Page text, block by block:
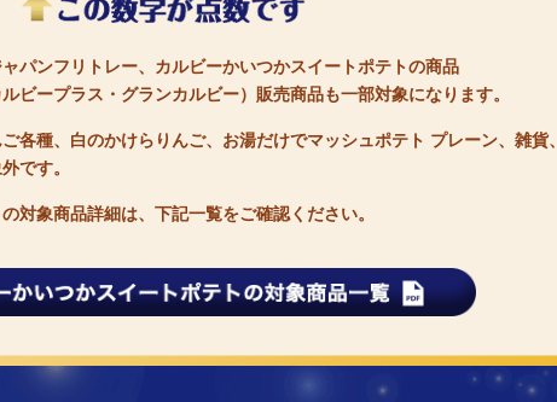
パンフリトレー、カルビーかいつかスイートポテトの商品
ビープラス・グランカルビー）販売商品も一部対象になります。
各種、白のかけらりんご、お湯だけでマッシュポテト プレーン、雑貨、
です。
対象商品詳細は、下記一覧をご確認ください。